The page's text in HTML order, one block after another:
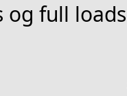
og full loads